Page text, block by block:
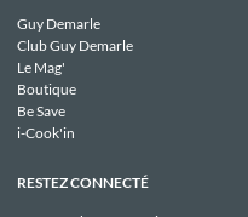
Guy Demarle
Club Guy Demarle
Le Mag'
Boutique
Be Save
i-Cook'in
RESTEZ CONNECTÉ